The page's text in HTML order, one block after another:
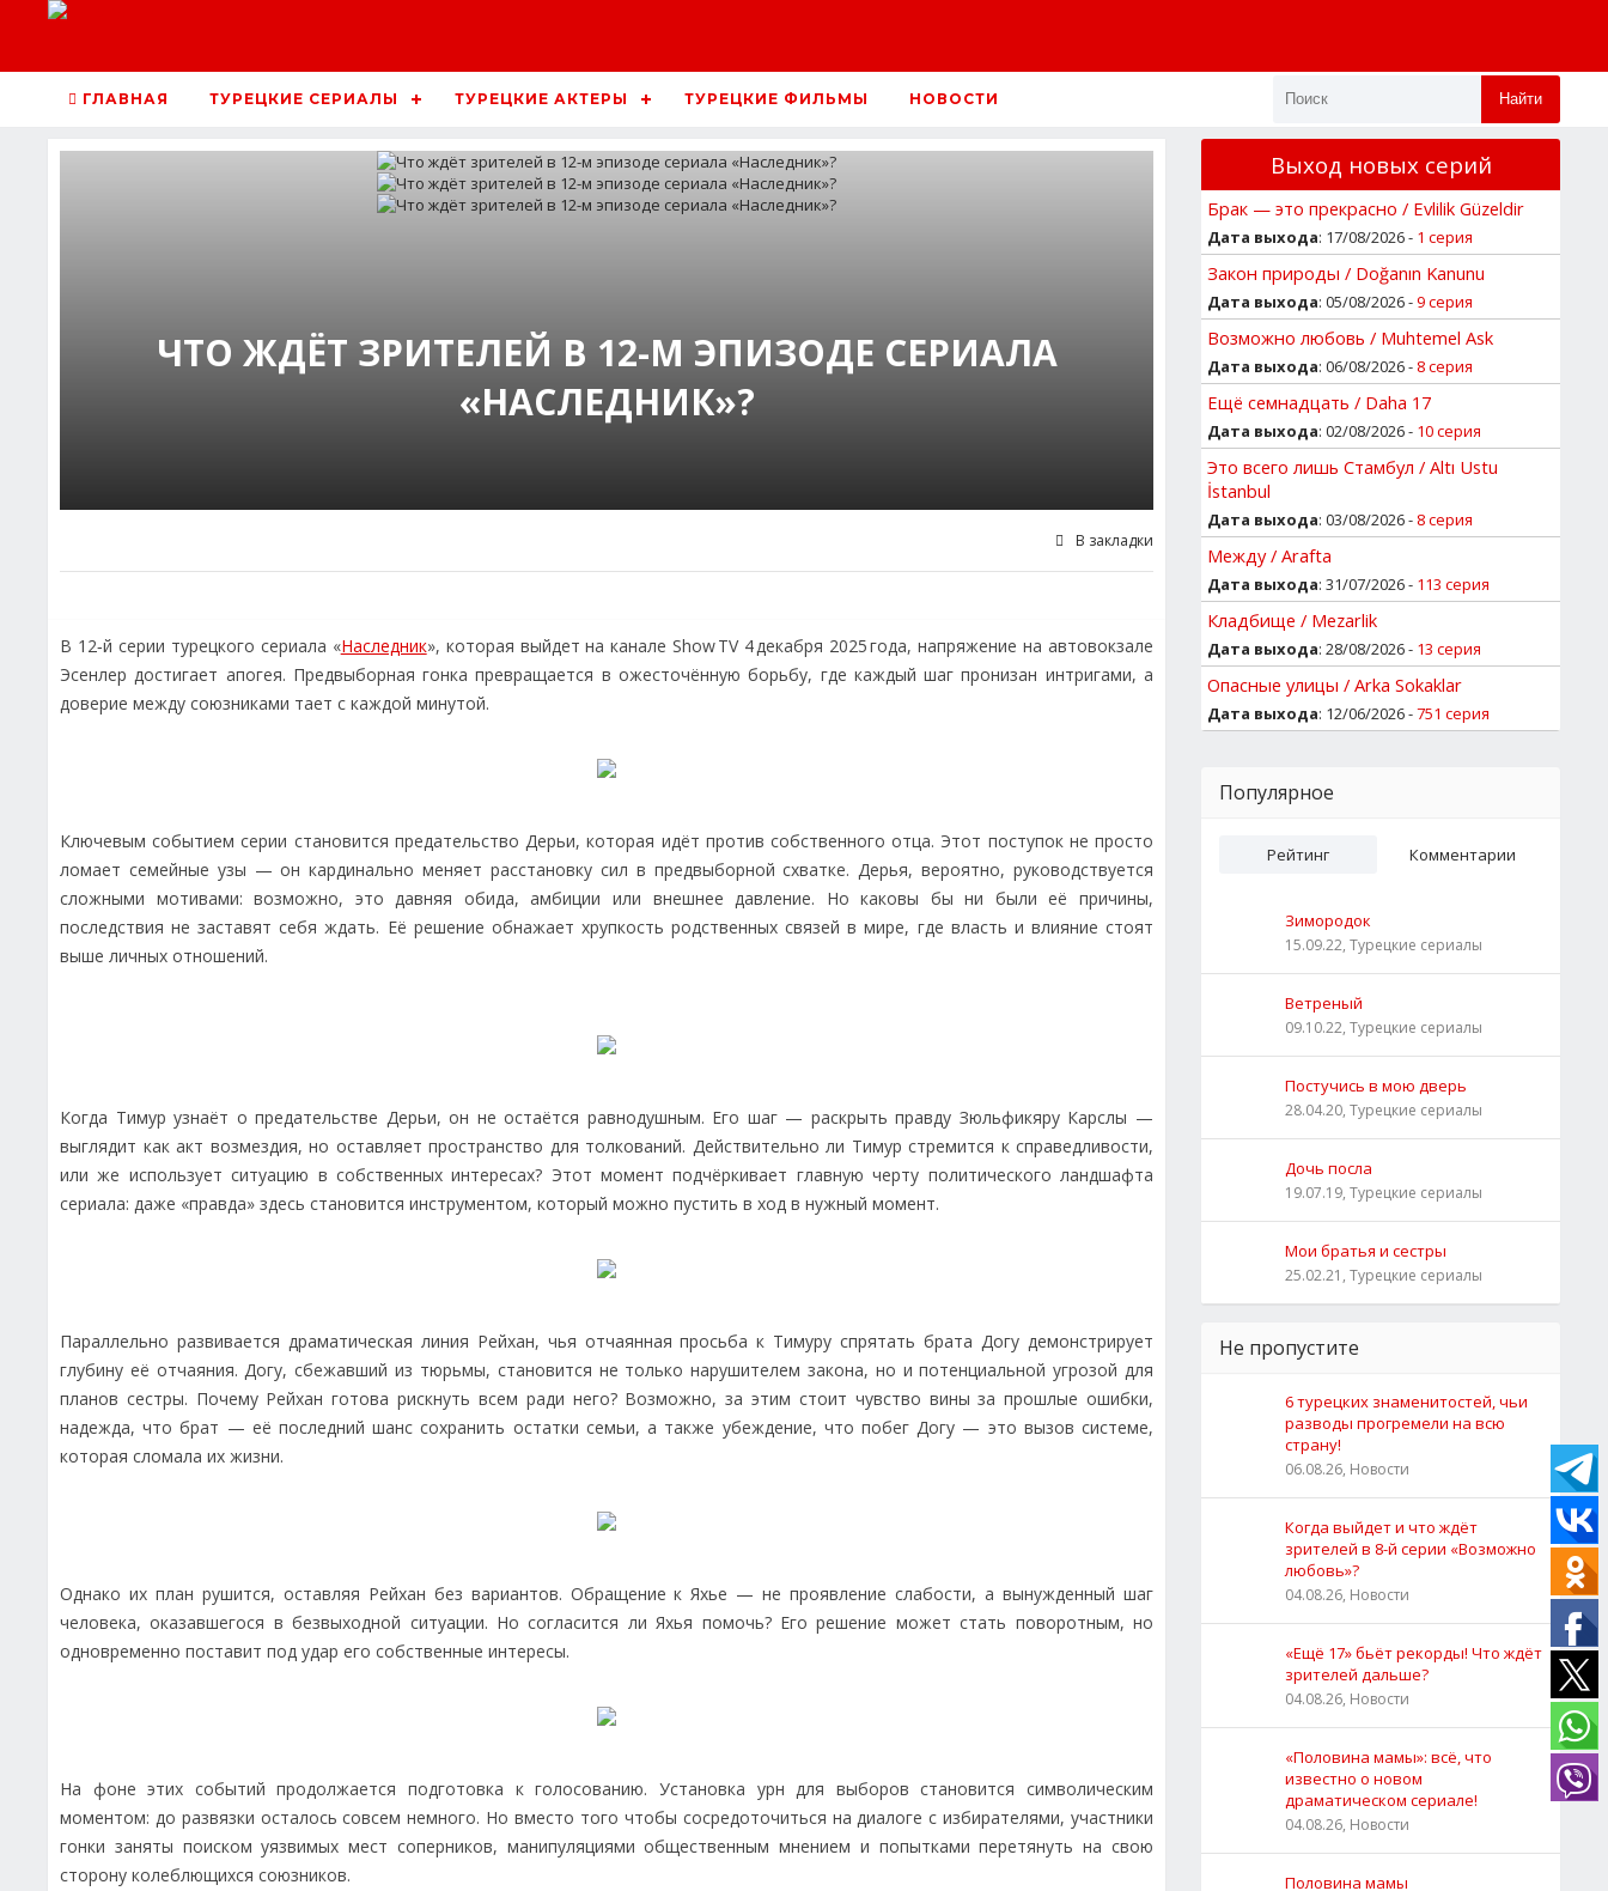
ГЛАВНАЯ ТУРЕЦКИЕ СЕРИАЛЫ ТУРЕЦКИЕ АКТЕРЫ ТУРЕЦКИЕ ФИЛЬМЫ НОВОСТИ Найти
ЧТО ЖДЁТ ЗРИТЕЛЕЙ В 12-М ЭПИЗОДЕ СЕРИАЛА
«НАСЛЕДНИК»?
В закладки
В 12‑й серии турецкого сериала «Наследник», которая выйдет на канале Show TV 4 декабря 2025 года, напряжение на автовокзале
Эсенлер достигает апогея. Предвыборная гонка превращается в ожесточённую борьбу, где каждый шаг пронизан интригами, а
доверие между союзниками тает с каждой минутой.
Ключевым событием серии становится предательство Дерьи, которая идёт против собственного отца. Этот поступок не просто
ломает семейные узы — он кардинально меняет расстановку сил в предвыборной схватке. Дерья, вероятно, руководствуется
сложными мотивами: возможно, это давняя обида, амбиции или внешнее давление. Но каковы бы ни были её причины,
последствия не заставят себя ждать. Её решение обнажает хрупкость родственных связей в мире, где власть и влияние стоят
выше личных отношений.
Когда Тимур узнаёт о предательстве Дерьи, он не остаётся равнодушным. Его шаг — раскрыть правду Зюльфикяру Карслы —
выглядит как акт возмездия, но оставляет пространство для толкований. Действительно ли Тимур стремится к справедливости,
или же использует ситуацию в собственных интересах? Этот момент подчёркивает главную черту политического ландшафта
сериала: даже «правда» здесь становится инструментом, который можно пустить в ход в нужный момент.
Параллельно развивается драматическая линия Рейхан, чья отчаянная просьба к Тимуру спрятать брата Догу демонстрирует
глубину её отчаяния. Догу, сбежавший из тюрьмы, становится не только нарушителем закона, но и потенциальной угрозой для
планов сестры. Почему Рейхан готова рискнуть всем ради него? Возможно, за этим стоит чувство вины за прошлые ошибки,
надежда, что брат — её последний шанс сохранить остатки семьи, а также убеждение, что побег Догу — это вызов системе,
которая сломала их жизни.
Однако их план рушится, оставляя Рейхан без вариантов. Обращение к Яхье — не проявление слабости, а вынужденный шаг
человека, оказавшегося в безвыходной ситуации. Но согласится ли Яхья помочь? Его решение может стать поворотным, но
одновременно поставит под удар его собственные интересы.
На фоне этих событий продолжается подготовка к голосованию. Установка урн для выборов становится символическим
моментом: до развязки осталось совсем немного. Но вместо того чтобы сосредоточиться на диалоге с избирателями, участники
гонки заняты поиском уязвимых мест соперников, манипуляциями общественным мнением и попытками перетянуть на свою
сторону колеблющихся союзников.
Выход новых серий
Брак — это прекрасно / Evlilik Güzeldir
Дата выхода: 17/08/2026 - 1 серия
Закон природы / Doğanın Kanunu
Дата выхода: 05/08/2026 -9 серия
Возможно любовь / Muhtemel Ask
Дата выхода: 06/08/2026 - 8 серия
Ещё семнадцать / Daha 17
Дата выхода: 02/08/2026 - 10 серия
Это всего лишь Стамбул / Altı Ustu
İstanbul
Дата выхода: 03/08/2026 - 8 серия
Между / Arafta
Дата выхода: 31/07/2026 - 113 серия
Кладбище / Mezarlik
Дата выхода: 28/08/2026 - 13 серия
Опасные улицы / Arka Sokaklar
Дата выхода: 12/06/2026 -751 серия
Популярное
Рейтинг Комментарии
Зимородок
15.09.22, Турецкие сериалы
Ветреный
09.10.22, Турецкие сериалы
Постучись в мою дверь
28.04.20, Турецкие сериалы
Дочь посла
19.07.19, Турецкие сериалы
Мои братья и сестры
25.02.21, Турецкие сериалы
Не пропустите
6 турецких знаменитостей, чьи
разводы прогремели на всю
страну!
06.08.26, Новости
Когда выйдет и что ждёт
зрителей в 8-й серии «Возможно
любовь»?
04.08.26, Новости
«Ещё 17» бьёт рекорды! Что ждёт
зрителей дальше?
04.08.26, Новости
«Половина мамы»: всё, что
известно о новом
драматическом сериале!
04.08.26, Новости
Половина мамы